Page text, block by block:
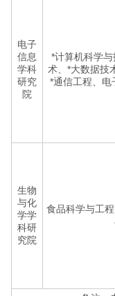
电子
信息
学科
研究
院
*计算机科学
术、*大数据技
*通信工程、电
生物
与化
学学
科研
究院
食品科学与工